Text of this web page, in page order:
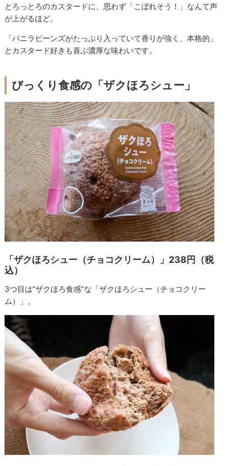
とろっとろのカスタードに、思わず「こぼれそう！」なんて声
が上がるほど。
「バニラビーンズがたっぷり入っていて香りが強く、本格的」
とカスタード好きも喜ぶ濃厚な味わいです。
びっくり食感の「ザクほろシュー」
「ザクほろシュー（チョコクリーム）」238円（税
込）
3つ目は“ザクほろ食感”な「ザクほろシュー（チョコクリー
ム）」。